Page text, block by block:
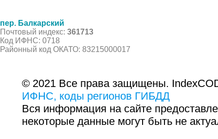
пер. Балкарский
Почтовый индекс: 361713
Код ИФНС: 0718
Районный код ОКАТО: 83215000017
© 2021 Все права защищены.
ИФНС, коды регионов ГИБДД
Вся информация на сайте
некоторые данные могут быть не